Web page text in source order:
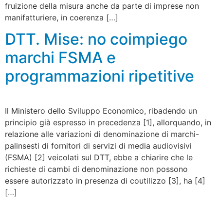
fruizione della misura anche da parte di imprese non
manifatturiere, in coerenza […]
DTT. Mise: no coimpiego
marchi FSMA e
programmazioni ripetitive
Il Ministero dello Sviluppo Economico, ribadendo un
principio già espresso in precedenza [1], allorquando, in
relazione alle variazioni di denominazione di marchi-
palinsesti di fornitori di servizi di media audiovisivi
(FSMA) [2] veicolati sul DTT, ebbe a chiarire che le
richieste di cambi di denominazione non possono
essere autorizzato in presenza di coutilizzo [3], ha [4]
[…]